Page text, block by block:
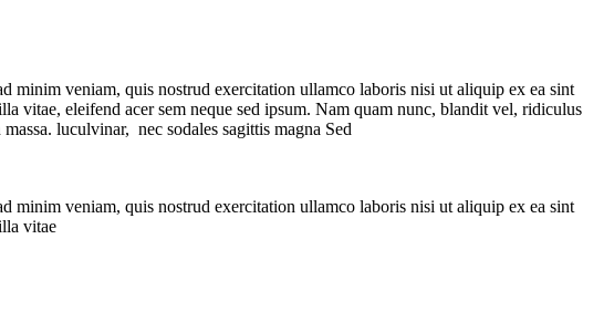
minim veniam, quis nostrud exercitation ullamco laboris nisi ut aliquip ex ea sint
vitae, eleifend acer sem neque sed ipsum. Nam quam nunc, blandit vel, ridiculus
luculvinar, nec sodales sagittis magna Sed
minim veniam, quis nostrud exercitation ullamco laboris nisi ut aliquip ex ea sint
vitae